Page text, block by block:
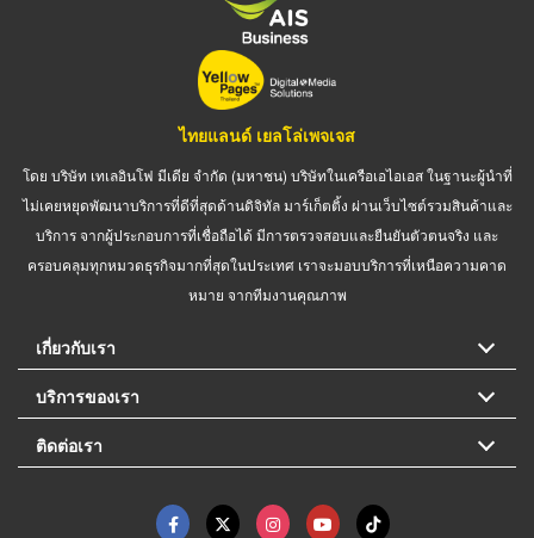
ไทยแลนด์ เยลโล่เพจเจส
โดย บริษัท เทเลอินโฟ มีเดีย จำกัด (มหาชน) บริษัทในเครือเอไอเอส ในฐานะผู้นำที่
ไม่เคยหยุดพัฒนาบริการที่ดีที่สุดด้านดิจิทัล มาร์เก็ตติ้ง ผ่านเว็บไซต์รวมสินค้าและ
บริการ จากผู้ประกอบการที่เชื่อถือได้ มีการตรวจสอบและยืนยันตัวตนจริง และ
ครอบคลุมทุกหมวดธุรกิจมากที่สุดในประเทศ เราจะมอบบริการที่เหนือความคาด
หมาย จากทีมงานคุณภาพ
เกี่ยวกับเรา
บริการของเรา
ติดต่อเรา